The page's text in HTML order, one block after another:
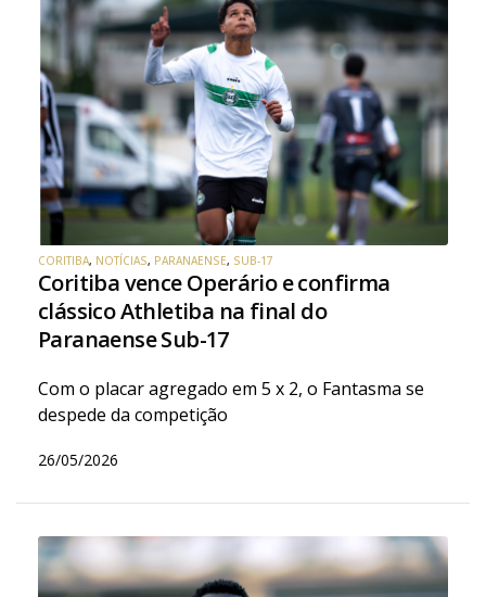
CORITIBA, NOTÍCIAS, PARANAENSE, SUB-17
Coritiba vence Operário e confirma
clássico Athletiba na final do
Paranaense Sub-17
Com o placar agregado em 5 x 2, o Fantasma se
despede da competição
26/05/2026